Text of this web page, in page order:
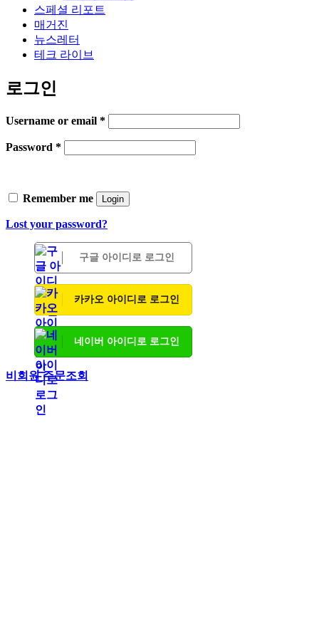
스페셜 리포트
매거진
뉴스레터
테크 라이브
로그인
Username or email *
Password *
Remember me Login
Lost your password?
구글 아이디로 로그인
카카오 아이디로 로그인
네이버 아이디로 로그인
비회원 주문조회